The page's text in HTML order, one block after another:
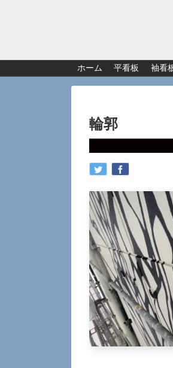
ホーム 平看板 袖看
輪郭